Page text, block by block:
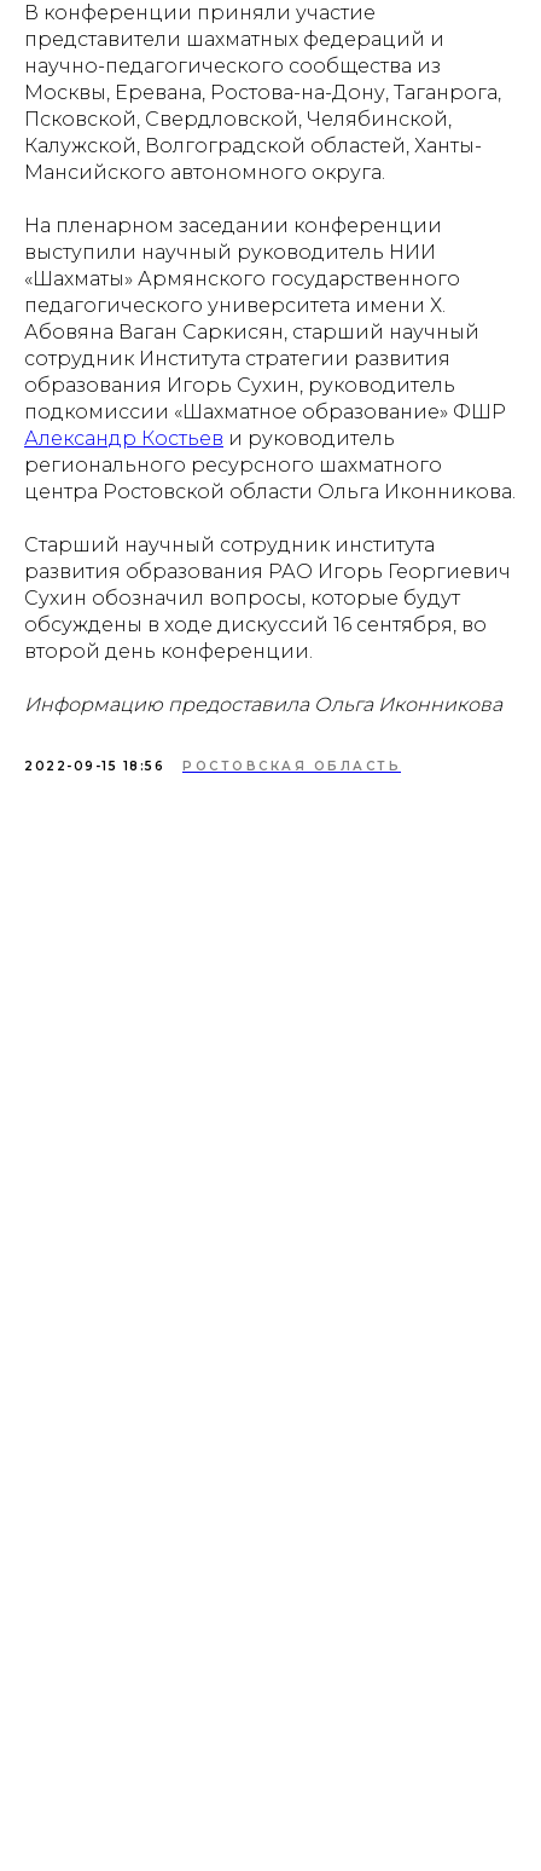
В конференции приняли участие
представители шахматных федераций и
научно-педагогического сообщества из
Москвы, Еревана, Ростова-на-Дону, Таганрога,
Псковской, Свердловской, Челябинской,
Калужской, Волгоградской областей, Ханты-
Мансийского автономного округа.
На пленарном заседании конференции
выступили научный руководитель НИИ
«Шахматы» Армянского государственного
педагогического университета имени Х.
Абовяна Ваган Саркисян, старший научный
сотрудник Института стратегии развития
образования Игорь Сухин, руководитель
подкомиссии «Шахматное образование» ФШР
Александр Костьев и руководитель
регионального ресурсного шахматного
центра Ростовской области Ольга Иконникова.
Старший научный сотрудник института
развития образования РАО Игорь Георгиевич
Сухин обозначил вопросы, которые будут
обсуждены в ходе дискуссий 16 сентября, во
второй день конференции.
Информацию предоставила Ольга Иконникова
2022-09-15 18:56 РОСТОВСКАЯ ОБЛАСТЬ